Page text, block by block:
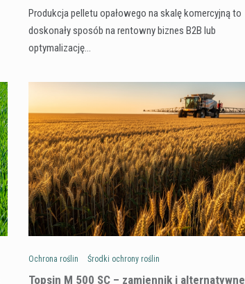
Produkcja pelletu opałowego na skalę komercyjną to
doskonały sposób na rentowny biznes B2B lub
optymalizację…
Ochrona roślin Środki ochrony roślin
Topsin M 500 SC – zamiennik i alternatywne